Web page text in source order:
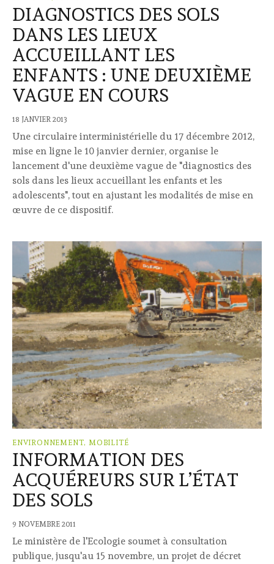
DIAGNOSTICS DES SOLS
DANS LES LIEUX
ACCUEILLANT LES
ENFANTS : UNE DEUXIÈME
VAGUE EN COURS
18 JANVIER 2013
Une circulaire interministérielle du 17 décembre 2012,
mise en ligne le 10 janvier dernier, organise le
lancement d'une deuxième vague de "diagnostics des
sols dans les lieux accueillant les enfants et les
adolescents", tout en ajustant les modalités de mise en
œuvre de ce dispositif.
ENVIRONNEMENT, MOBILITÉ
INFORMATION DES
ACQUÉREURS SUR L’ÉTAT
DES SOLS
9 NOVEMBRE 2011
Le ministère de l'Ecologie soumet à consultation
publique, jusqu'au 15 novembre, un projet de décret